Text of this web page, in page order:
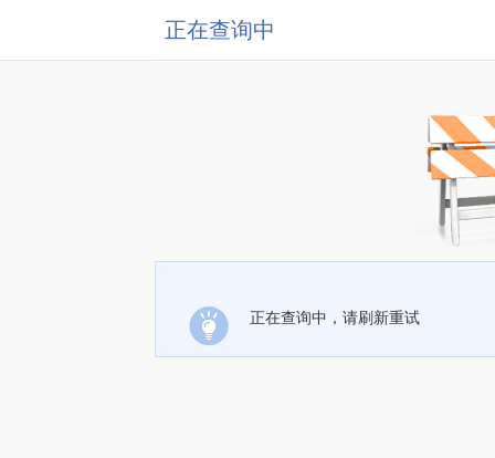
正在查询中
正在查询中，请刷新重试